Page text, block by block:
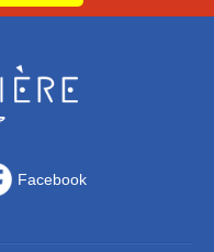
Facebook